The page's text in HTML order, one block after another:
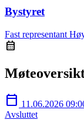
Bystyret
Fast representant
calendar_month
calendar_today 11.06.2026
Avsluttet